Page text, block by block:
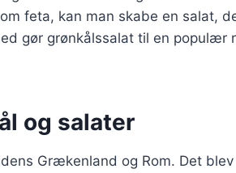
feta, kan man skabe en salat,
gør grønkålssalat til en populær
og salater
Grækenland og Rom. Det blev